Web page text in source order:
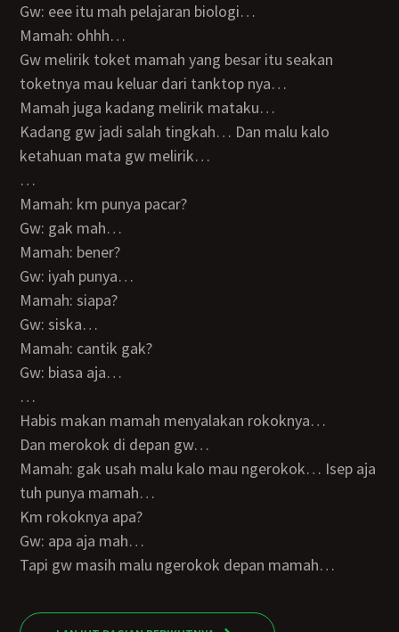
Gw: eee itu mah pelajaran biologi…
Mamah: ohhh…
Gw melirik toket mamah yang besar itu seakan
toketnya mau keluar dari tanktop nya…
Mamah juga kadang melirik mataku…
Kadang gw jadi salah tingkah… Dan malu kalo
ketahuan mata gw melirik…
…
Mamah: km punya pacar?
Gw: gak mah…
Mamah: bener?
Gw: iyah punya…
Mamah: siapa?
Gw: siska…
Mamah: cantik gak?
Gw: biasa aja…
…
Habis makan mamah menyalakan rokoknya…
Dan merokok di depan gw…
Mamah: gak usah malu kalo mau ngerokok… Isep aja
tuh punya mamah…
Km rokoknya apa?
Gw: apa aja mah…
Tapi gw masih malu ngerokok depan mamah…